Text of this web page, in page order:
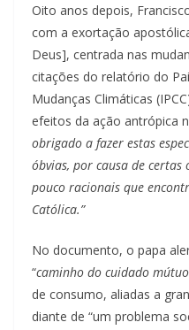
Oito anos depois,
com a exortação
Deus], centrada nas
citações do relatório do
Mudanças Climáticas
efeitos da ação antrópica
obrigado a fazer estas
óbvias, por causa de
pouco racionais que
Católica.”
No documento, o papa
“caminho do cuidado mútuo
de consumo, aliadas a
diante de “um problema